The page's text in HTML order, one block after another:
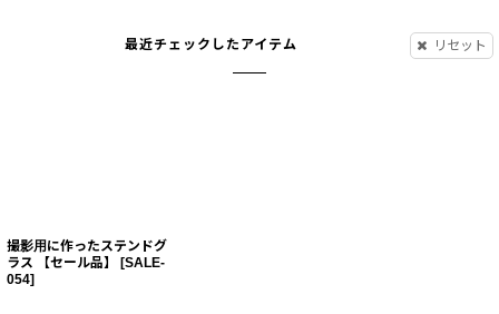
最近チェックしたアイテム リセット
撮影用に作ったステンドグ
ラス 【セール品】
[SALE-
054]